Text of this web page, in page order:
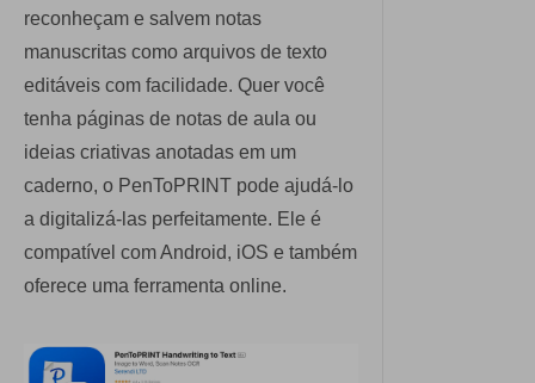
reconheçam e salvem notas
manuscritas como arquivos de texto
editáveis com facilidade. Quer você
tenha páginas de notas de aula ou
ideias criativas anotadas em um
caderno, o PenToPRINT pode ajudá-lo
a digitalizá-las perfeitamente. Ele é
compatível com Android, iOS e também
oferece uma ferramenta online.